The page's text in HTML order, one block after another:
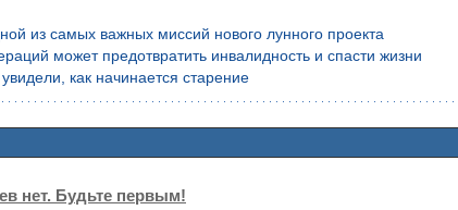
из самых важных миссий нового лунного проекта
может предотвратить инвалидность и спасти жизни
как начинается старение
нет. Будьте первым!